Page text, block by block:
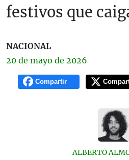
festivos que
NACIONAL
20 de mayo de 2026
Compartir
ALBERTO